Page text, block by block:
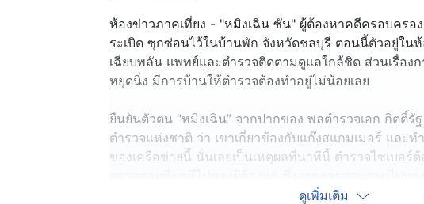
ห้องข่าวภาคเที่ยง - "หมิงเฉิน ซัน" ผู้ต้องหาคดีครอบครอ
ระเบิด ซุกซ่อนไว้ในบ้านพัก จังหวัดชลบุรี ตอนนี้ตัวอยู่ในห้
เฉียบพลัน แพทย์และตำรวจติดตามดูแลใกล้ชิด ส่วนเรื่อง
หยุดนิ่ง มีการบ้านให้ตำรวจต้องทำอยู่ไม่น้อยเลย
ยืนยันตัวตน “หมิงเฉิน” จากปากของ พลตำรวจเอก กิตติ์
ตำรวจแห่งชาติ ว่า เขาเกี่ยวข้องกับแก๊งสแกมเมอร์ และท
ของเครือข่ายนี้ นั่นเลยเป็นเหตุผลที่นาทีนี้ ตำรวจไซเบอร์ต้
บัญชาการ สอท. หรือตำรวจไซเบอร์ ก็ยอมรับว่าเนื่องจาก
ดูเพิ่มเติม